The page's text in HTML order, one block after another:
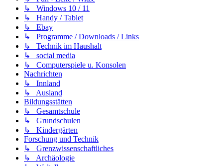
↳ Windows 10 / 11
↳ Handy / Tablet
↳ Ebay
↳ Programme / Downloads / Links
↳ Technik im Haushalt
↳ social media
↳ Computerspiele u. Konsolen
Nachrichten
↳ Innland
↳ Ausland
Bildungsstätten
↳ Gesamtschule
↳ Grundschulen
↳ Kindergärten
Forschung und Technik
↳ Grenzwissenschaftliches
↳ Archäologie